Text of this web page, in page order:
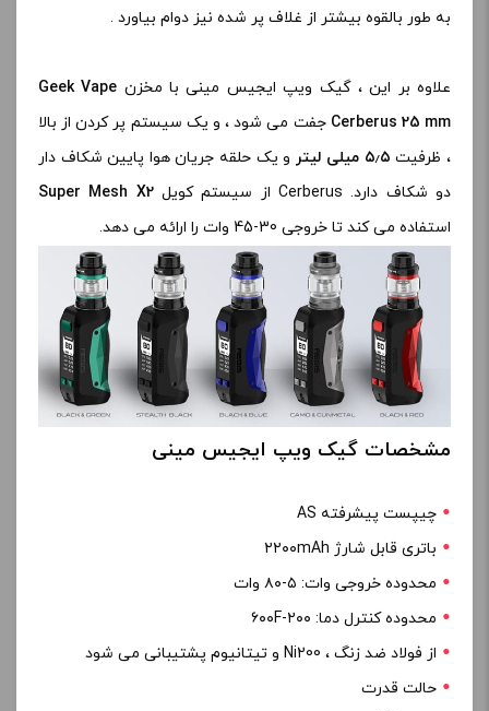
به طور بالقوه بیشتر از غلاف پر شده نیز دوام بیاورد .
علاوه بر این ، گیک ویپ ایجیس مینی با مخزن Geek Vape
Cerberus 25 mm جفت می شود ، و یک سیستم پر کردن از بالا
، ظرفیت ۵٫۵ میلی لیتر
و یک حلقه جریان هوا پایین شکاف دار
دو شکاف دارد. Cerberus از سیستم کویل
Super Mesh X2
استفاده می کند تا خروجی 30-45 وات را ارائه می دهد.
مشخصات گیک ویپ ایجیس مینی
چیپست پیشرفته AS
باتری قابل شارژ ۲۲۰۰mAh
محدوده خروجی وات: ۵-۸۰ وات
محدوده کنترل دما: ۲۰۰-۶۰۰F
از فولاد ضد زنگ ، Ni200 و تیتانیوم پشتیبانی می شود
حالت قدرت